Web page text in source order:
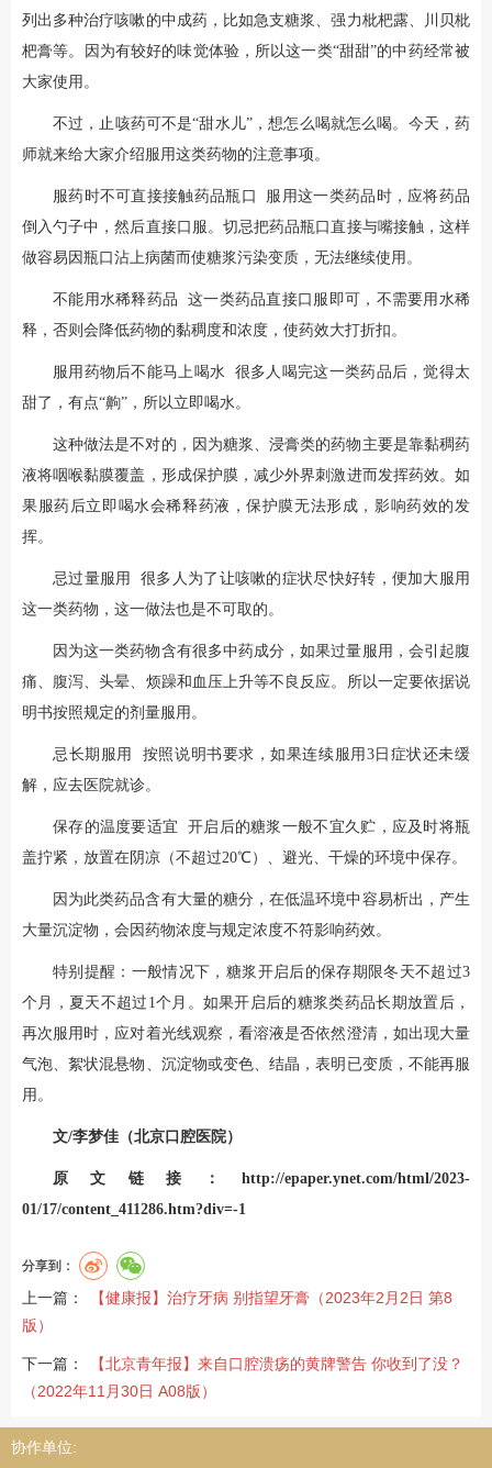
列出多种治疗咳嗽的中成药，比如急支糖浆、强力枇杷露、川贝枇
杷膏等。因为有较好的味觉体验，所以这一类“甜甜”的中药经常被
大家使用。
不过，止咳药可不是“甜水儿”，想怎么喝就怎么喝。今天，药
师就来给大家介绍服用这类药物的注意事项。
服药时不可直接接触药品瓶口 服用这一类药品时，应将药品
倒入勺子中，然后直接口服。切忌把药品瓶口直接与嘴接触，这样
做容易因瓶口沾上病菌而使糖浆污染变质，无法继续使用。
不能用水稀释药品 这一类药品直接口服即可，不需要用水稀
释，否则会降低药物的黏稠度和浓度，使药效大打折扣。
服用药物后不能马上喝水 很多人喝完这一类药品后，觉得太
甜了，有点“齁”，所以立即喝水。
这种做法是不对的，因为糖浆、浸膏类的药物主要是靠黏稠药
液将咽喉黏膜覆盖，形成保护膜，减少外界刺激进而发挥药效。如
果服药后立即喝水会稀释药液，保护膜无法形成，影响药效的发
挥。
忌过量服用 很多人为了让咳嗽的症状尽快好转，便加大服用
这一类药物，这一做法也是不可取的。
因为这一类药物含有很多中药成分，如果过量服用，会引起腹
痛、腹泻、头晕、烦躁和血压上升等不良反应。所以一定要依据说
明书按照规定的剂量服用。
忌长期服用 按照说明书要求，如果连续服用3日症状还未缓
解，应去医院就诊。
保存的温度要适宜 开启后的糖浆一般不宜久贮，应及时将瓶
盖拧紧，放置在阴凉（不超过20℃）、避光、干燥的环境中保存。
因为此类药品含有大量的糖分，在低温环境中容易析出，产生
大量沉淀物，会因药物浓度与规定浓度不符影响药效。
特别提醒：一般情况下，糖浆开启后的保存期限冬天不超过3
个月，夏天不超过1个月。如果开启后的糖浆类药品长期放置后，
再次服用时，应对着光线观察，看溶液是否依然澄清，如出现大量
气泡、絮状混悬物、沉淀物或变色、结晶，表明已变质，不能再服
用。
文/李梦佳（北京口腔医院）
原文链接： http://epaper.ynet.com/html/2023-
01/17/content_411286.htm?div=-1
分享到：
上一篇：
【健康报】治疗牙病 别指望牙膏（2023年2月2日 第8
版）
下一篇：
【北京青年报】来自口腔溃疡的黄牌警告 你收到了没？
（2022年11月30日 A08版）
协作单位: